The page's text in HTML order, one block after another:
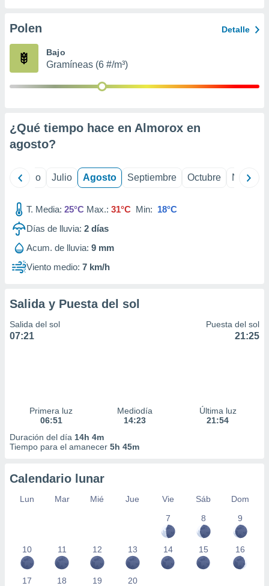
e
mediante
publicidad
publicidad
de
Polen Detalle
Bajo
Gramíneas (6 #/m³)
¿Qué tiempo hace en Almorox en
agosto?
Junio Julio Agosto Septiembre Octubre
T. Media: 25°C Max.: 31°C Min: 18°C
Días de lluvia: 2 días
Acum. de lluvia: 9 mm
Viento medio: 7 km/h
Salida y Puesta del sol
Salida del sol
07:21
Puesta del sol
21:25
Primera luz
06:51
Mediodía
14:23
Última luz
21:54
Duración del día 14h 4m
Tiempo para el amanecer 5h 45m
Calendario lunar
Lun Mar Mié Jue Vie Sáb
Dom
7
8 9
10 11 12 13 14 15 16
17 18 19 20